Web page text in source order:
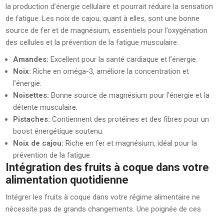
la production d’énergie cellulaire et pourrait réduire la sensation
de fatigue. Les noix de cajou, quant à elles, sont une bonne
source de fer et de magnésium, essentiels pour l’oxygénation
des cellules et la prévention de la fatigue musculaire.
Amandes: Excellent pour la santé cardiaque et l’énergie.
Noix: Riche en oméga-3, améliore la concentration et
l’énergie.
Noisettes: Bonne source de magnésium pour l’énergie et la
détente musculaire.
Pistaches: Contiennent des protéines et des fibres pour un
boost énergétique soutenu.
Noix de cajou: Riche en fer et magnésium, idéal pour la
prévention de la fatigue.
Intégration des fruits à coque dans votre
alimentation quotidienne
Intégrer les fruits à coque dans votre régime alimentaire ne
nécessite pas de grands changements. Une poignée de ces